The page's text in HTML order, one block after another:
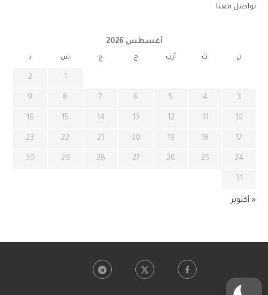
تواصل معنا
أغسطس 2026
ن ث أرب خ ج س د
1
2
3
4
5
6
7
8
9
10
11
12
13
14
15
16
17
18
19
20
21
22
23
24
25
26
27
28
29
30
31
« أكتوبر